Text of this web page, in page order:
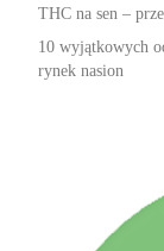
THC na sen –
10 wyjątkowych
rynek nasion